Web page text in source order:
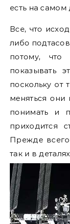
есть на самом
Все, что
либо
потому,
показывать
поскольку от
меняться они
понимать и
приходится
Прежде
так и в